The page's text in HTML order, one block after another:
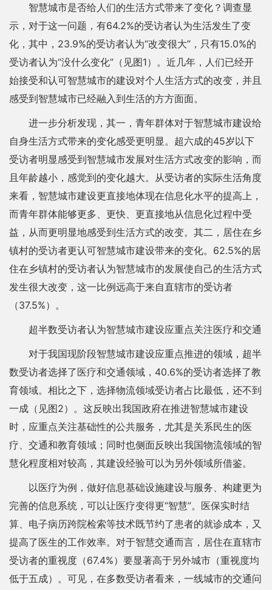
智慧城市是否给人们的生活方式带来了变化？调查显
示，对于这一问题，有64.2%的受访者认为生活发生了变
化，其中，23.9%的受访者认为“改变很大”，只有15.0%的
受访者认为“没什么变化”（见图1）。近几年，人们已经开
始接受和认可智慧城市的建设对个人生活方式的改变，并且
感受到智慧城市已经融入到生活的方方面面。
进一步分析发现，其一，青年群体对于智慧城市建设给
自身生活方式带来的变化感受更明显。超六成的45岁以下
受访者明显感受到智慧城市发展对生活方式改变的影响，而
且年龄越小，感觉到的变化越大。从受访者的实际生活角度
来看，智慧城市建设更直接地体现在信息化水平的提高上，
而青年群体能够更多、更快、更直接地从信息化过程中受
益，从而更明显地感受到生活方式的改变。其二，居住在乡
镇村的受访者更认可智慧城市建设带来的变化。62.5%的居
住在乡镇村的受访者认为智慧城市的发展使自己的生活方式
发生很大改变，这一比例远高于来自直辖市的受访者
（37.5%）。
超半数受访者认为智慧城市建设应重点关注医疗和交通
对于我国现阶段智慧城市建设应重点推进的领域，超半
数受访者选择了医疗和交通领域，40.6%的受访者选择了教
育领域。相比之下，选择物流领域受访者占比最低，还不到
一成（见图2）。这反映出我国政府在推进智慧城市建设
时，应重点关注基础性的公共服务，尤其是关系民生的医
疗、交通和教育领域；同时也侧面反映出我国物流领域的智
慧化程度相对较高，其建设经验可以为另外领域所借鉴。
以医疗为例，做好信息基础设施建设与服务、构建更为
完善的信息系统，可以让医疗变得更“智慧”。医保实时结
算、电子病历跨院检索等技术既节约了患者的就诊成本，又
提高了医生的工作效率。对于智慧交通而言，居住在直辖市
受访者的重视度（67.4%）要显著高于另外城市（重视度均
低于五成）。可见，在多数受访者看来，一线城市的交通问